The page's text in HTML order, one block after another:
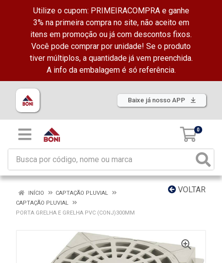
Utilize o cupom: PRIMEIRACOMPRA e ganhe
3% na primeira compra no site, não aceito em
itens em promoção ou já com descontos fixos.
Você pode comprar por unidade! Se o produto
tiver múltiplos, a quantidade já vem preenchida.
A info da embalagem é só referência.
Baixe já nosso APP
0
VOLTAR
INÍCIO
CAPTAÇÃO PLUVIAL
CAPTAÇÃO PLUVIAL
PORTA GRELHA E GRELHA PVC (CONJ)300MM